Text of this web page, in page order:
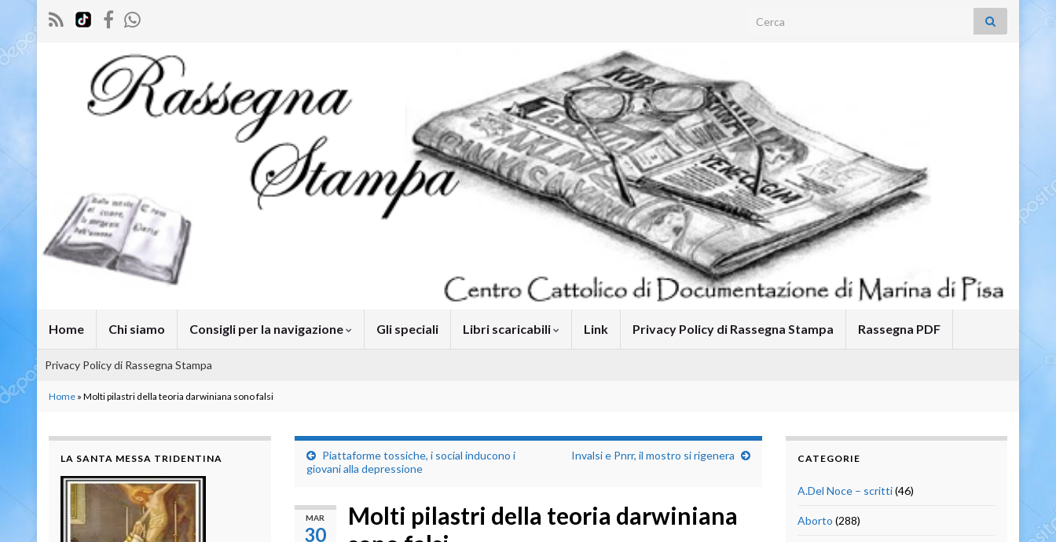
Search for:
Home Chi siamo Consigli per la navigazione Gli speciali Libri scaricabili Link Privacy Policy di Rassegna Stampa Rassegna PDF
Privacy Policy di Rassegna Stampa
Home » Molti pilastri della teoria darwiniana sono falsi
Piattaforme tossiche, i social inducono i
giovani alla depressione
Invalsi e Pnrr, il mostro si rigenera
MAR
30
Molti pilastri della teoria darwiniana
LA SANTA MESSA TRIDENTINA CATEGORIE
A.Del Noce – scritti(46)
Aborto (288)